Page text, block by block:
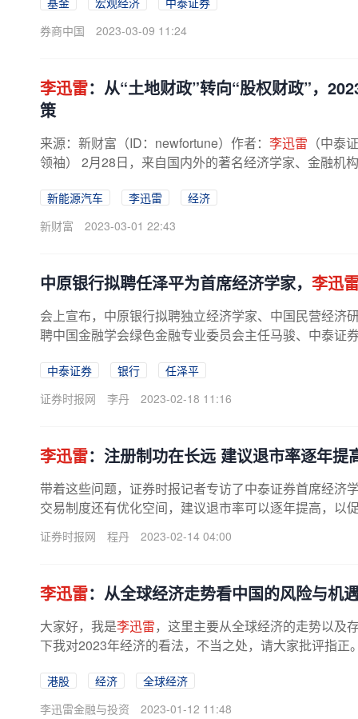
券商中国
2023-03-09 11:24
李迅雷：从“土地财政”转向“股权财政”，
策
来源：新财富（ID：newfortune）作者： 李迅雷 （中泰
领袖） 2月28日，来自国内外的著名经济学家、金融机
新能源汽车 李迅雷
经济
新财富
2023-03-01 22:43
中原银行拟聘任泽平为首席经济学家， 李迅
会上宣布，中原银行拟聘独立经济学家、中国民营经济
聘中国金融学会绿色金融专业委员会主任马骏、中泰证
中泰证券 银行
任泽平
证券时报网
李丹 2023-02-18 11:16
李迅雷：注册制功在长远 建议退市率逐年提
带着这些问题，证券时报记者专访了中泰证券首席经济
交易制度还有优化空间，建议退市率可以逐年提高，以
同时，要构建新的发展格局，...
证券时报网 程丹 2023-02-14 04:00
李迅雷：从全球经济走势看中国的风险与机
大家好，我是李迅雷，这里主要从全球经济的走势以及
下我对2023年经济的看法，不当之处，请大家批评指
港股 经济
全球经济
李迅雷金融与投资
2023-01-12 11:48